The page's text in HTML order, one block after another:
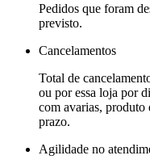
Pedidos que foram
previsto.
Cancelamentos
Total de
ou por essa loja por
com avarias,
prazo.
Agilidade no